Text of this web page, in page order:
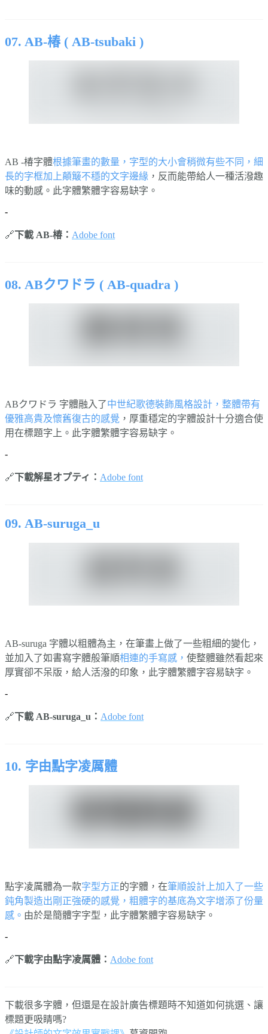
07. AB-椿 ( AB-tsubaki )
AB -椿字體根據筆畫的數量，字型的大小會稍微有些不同，細
長的字框加上顛簸不穩的文字邊緣 ，反而能帶給人一種活潑趣
味的動感。此字體繁體字容易缺字。
-
🔗下載 AB-椿： Adobe font
08. ABクワドラ ( AB-quadra )
ABクワドラ 字體融入了中世紀歌德裝飾風格設計，整體帶有
優雅高貴及懷舊復古的感覺 ，厚重穩定的字體設計十分適合使
用在標題字上。此字體繁體字容易缺字。
-
🔗下載解星オプティ： Adobe font
09. AB-suruga_u
AB-suruga 字體以粗體為主，在筆畫上做了一些粗細的變化，
並加入了如書寫字體般筆順相連的手寫感， 使整體雖然看起來
厚實卻不呆版，給人活潑的印象，此字體繁體字容易缺字。
-
🔗下載 AB-suruga_u： Adobe font
10. 字由點字凌厲體
點字凌厲體為一款字型方正的字體，在筆順設計上加入了一些
鈍角製造出剛正強硬的感覺，粗體字的基底為文字增添了份量
感。 由於是簡體字字型，此字體繁體字容易缺字。
-
🔗下載字由點字凌厲體： Adobe font
下載很多字體，但還是在設計廣告標題時不知道如何挑選、讓
標題更吸睛嗎?